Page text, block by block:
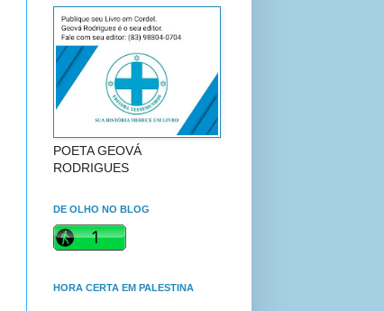
POETA GEOVÁ
RODRIGUES
DE OLHO NO BLOG
HORA CERTA EM PALESTINA